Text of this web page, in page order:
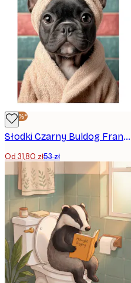
-40%*
Słodki Czarny Buldog Francuski Plakat
Od 31,80 zł53 zł